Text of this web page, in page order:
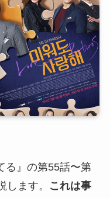
る』の第55話〜第
ます。
これは事